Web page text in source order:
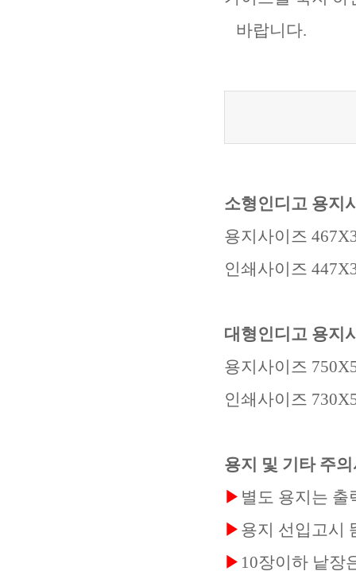
바랍니다.
소형인디고 용지
용지사이즈
인쇄사이즈
대형인디고 용지
용지사이즈
인쇄사이즈
용지 및 기타 주
▶ 별도 용지는 출
▶ 용지 선입고시
▶ 10장이하 낱장